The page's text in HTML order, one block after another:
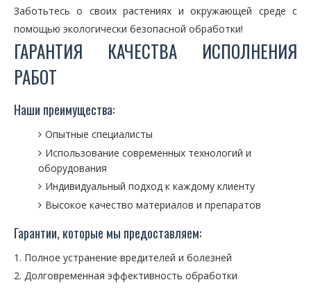
Заботьтесь о своих растениях и окружающей среде с
помощью экологически безопасной обработки!
ГАРАНТИЯ КАЧЕСТВА ИСПОЛНЕНИЯ
РАБОТ
Наши преимущества:
Опытные специалисты
Использование современных технологий и
оборудования
Индивидуальный подход к каждому клиенту
Высокое качество материалов и препаратов
Гарантии, которые мы предоставляем:
Полное устранение вредителей и болезней
Долговременная эффективность обработки